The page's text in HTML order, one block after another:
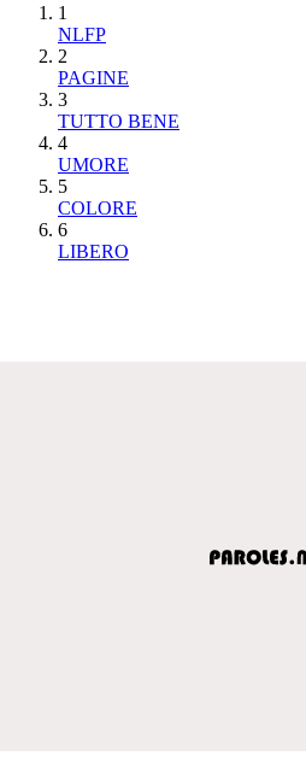
1
NLFP
2
PAGINE
3
TUTTO BENE
4
UMORE
5
COLORE
6
LIBERO